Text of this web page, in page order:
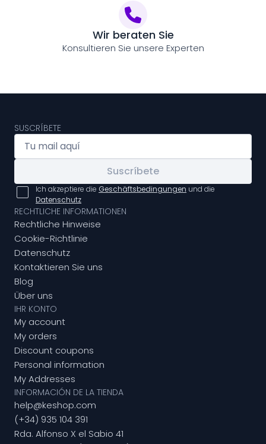
Wir beraten Sie
Konsultieren Sie unsere Experten
SUSCRÍBETE
Suscríbete
Ich akzeptiere die Geschäftsbedingungen und die
Datenschutz
RECHTLICHE INFORMATIONEN
Rechtliche Hinweise
Cookie-Richtlinie
Datenschutz
Kontaktieren Sie uns
Blog
Über uns
IHR KONTO
My account
My orders
Discount coupons
Personal information
My Addresses
INFORMACIÓN DE LA TIENDA
help@keshop.com
(+34) 935 104 391
Rda. Alfonso X el Sabio 41